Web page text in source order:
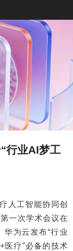
行业AI梦工
人工智能协同创
一次学术会议在
为云发布“行业
医疗”必备的技术